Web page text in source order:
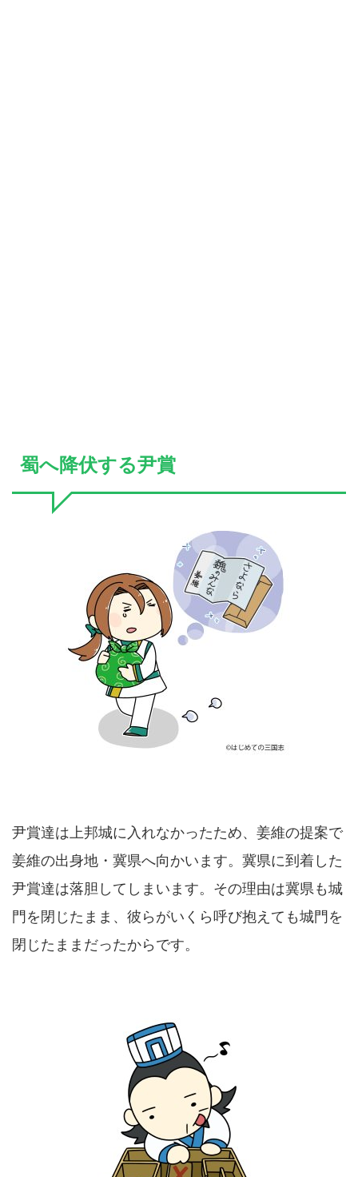
蜀へ降伏する尹賞
尹賞達は上邦城に入れなかったため、姜維の提案で
姜維の出身地・冀県へ向かいます。冀県に到着した
尹賞達は落胆してしまいます。その理由は冀県も城
門を閉じたまま、彼らがいくら呼び抱えても城門を
閉じたままだったからです。